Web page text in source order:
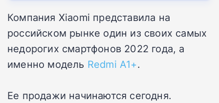
Компания Xiaomi представила на
российском рынке один из своих самых
недорогих смартфонов 2022 года, а
именно модель Redmi A1+.
Ее продажи начинаются сегодня.